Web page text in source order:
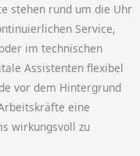
stehen rund um die Uhr
Service,
im technischen
Assistenten flexibel
vor dem Hintergrund
eine
wirkungsvoll zu